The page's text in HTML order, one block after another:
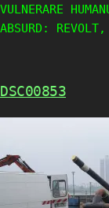
VULNERARE
ABSURD:
DSC00853